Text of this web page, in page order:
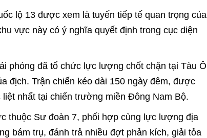
lộ 13 được xem là tuyến tiếp tế quan trọng của
vực này có ý nghĩa quyết định trong cục diện
phóng đã tổ chức lực lượng chốt chặn tại Tàu Ô
địch. Trận chiến kéo dài 150 ngày đêm, được
nhất tại chiến trường miền Đông Nam Bộ.
thuộc Sư đoàn 7, phối hợp cùng lực lượng địa
bám trụ, đánh trả nhiều đợt phản kích, giải tỏa